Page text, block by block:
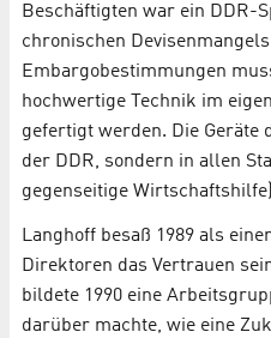
Beschäftigten war ein DDR-
chronischen
Embargobestimmungen
hochwertige Technik im
gefertigt werden. Die Geräte
der DDR, sondern in allen
gegenseitige
Langhoff besaß 1989 als
Direktoren das Vertrauen
bildete 1990 eine
darüber machte, wie eine